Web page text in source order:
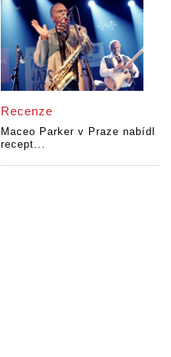
Recenze
Maceo Parker v Praze nabídl
recept...